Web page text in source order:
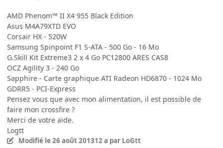
AMD Phenom™ II X4 955 Black Edition
Asus M4A79XTD EVO
Corsair HX - 520W
Samsung Spinpoint F1 S-ATA - 500 Go - 16 Mo
G.Skill Kit Extreme3 2 x 4 Go PC12800 ARES CAS8
OCZ Agility 3 - 240 Go
Sapphire - Carte graphique ATI Radeon HD6870 - 1024 Mo
GDRR5 - PCI-Express
Pensez vous que avec mon alimentation, il est possible de
faire mon crossfire ?
Merci de votre aide.
Logtt
Modifié le 26 août 201312 a par LoGtt